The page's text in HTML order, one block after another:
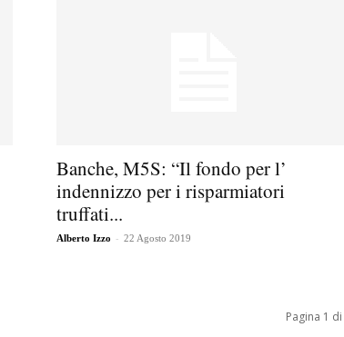
Banche, M5S: “Il fondo per l’
indennizzo per i risparmiatori
truffati...
Alberto Izzo - 22 Agosto 2019
Pagina 1